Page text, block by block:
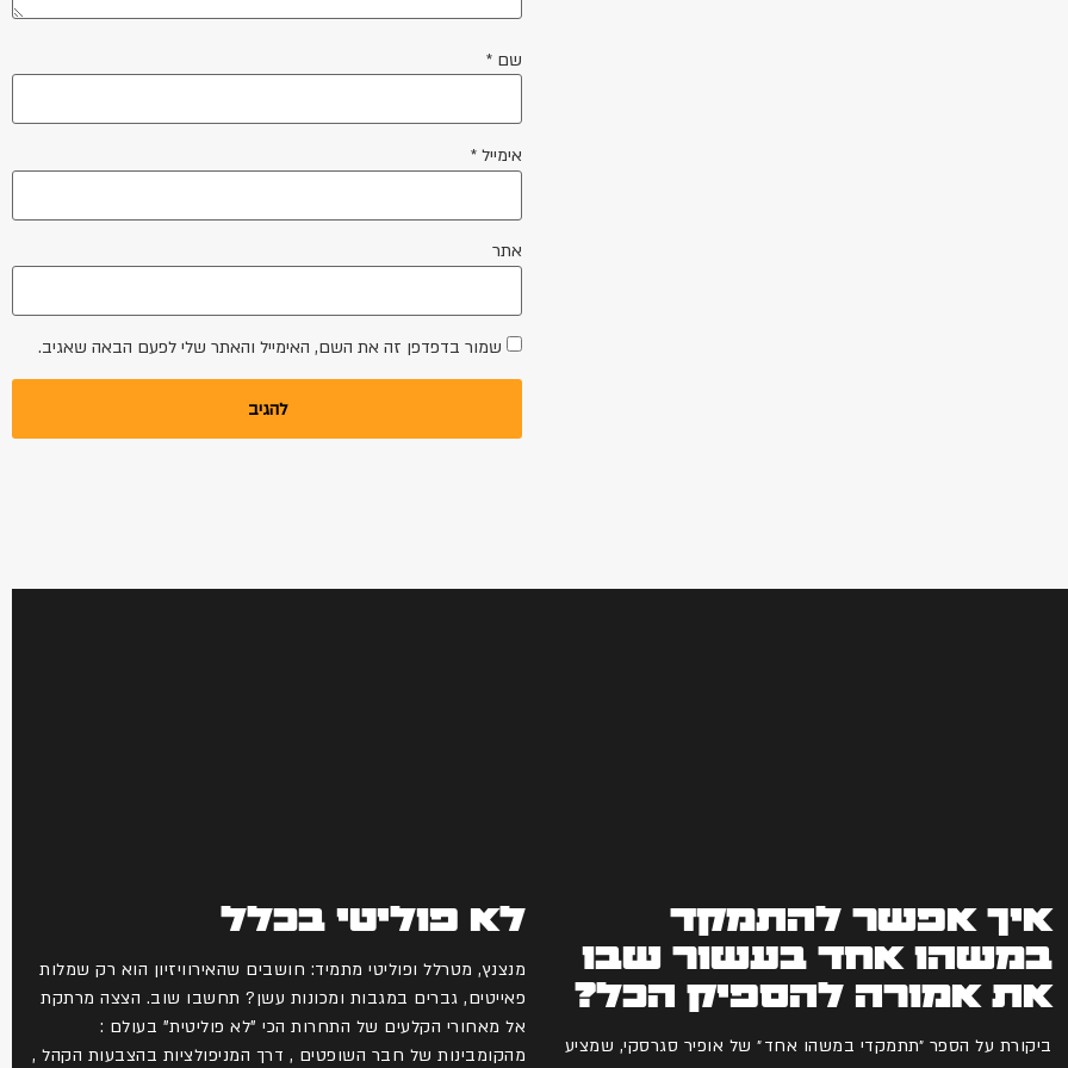
שם *
אימייל *
אתר
שמור בדפדפן זה את השם, האימייל והאתר שלי לפעם הבאה שאגיב.
איך אפשר להתמקד
במשהו אחד בעשור שבו
את אמורה להספיק הכל?
ביקורת על הספר ״תתמקדי במשהו אחד״ של אופיר סגרסקי, שמציע
לא פוליטי בכלל
מנצנץ, מטרלל ופוליטי מתמיד: חושבים שהאירוויזיון הוא רק שמלות
פאייטים, גברים במגבות ומכונות עשן? תחשבו שוב. הצצה מרתקת
אל מאחורי הקלעים של התחרות הכי "לא פוליטית" בעולם :
מהקומבינות של חבר השופטים , דרך המניפולציות בהצבעות הקהל ,